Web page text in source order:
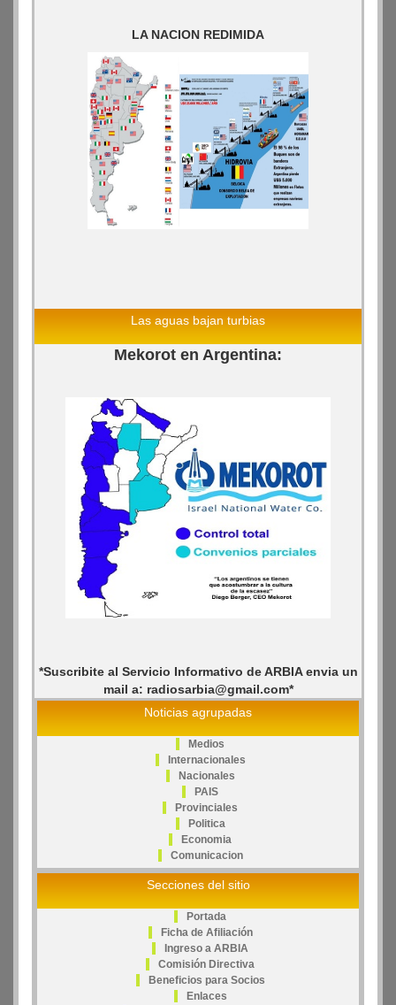
LA NACION REDIMIDA
Las aguas bajan turbias
Mekorot en Argentina:
*Suscribite al Servicio Informativo de ARBIA envia un
mail a: radiosarbia@gmail.com*
Noticias agrupadas
Medios
Internacionales
Nacionales
PAIS
Provinciales
Politica
Economia
Comunicacion
Secciones del sitio
Portada
Ficha de Afiliación
Ingreso a ARBIA
Comisión Directiva
Beneficios para Socios
Enlaces